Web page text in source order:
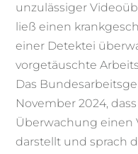
unzulässiger
ließ einen
einer Detektei
vorgetäuschte
Das
November 2024,
Überwachung einen
darstellt und sprach